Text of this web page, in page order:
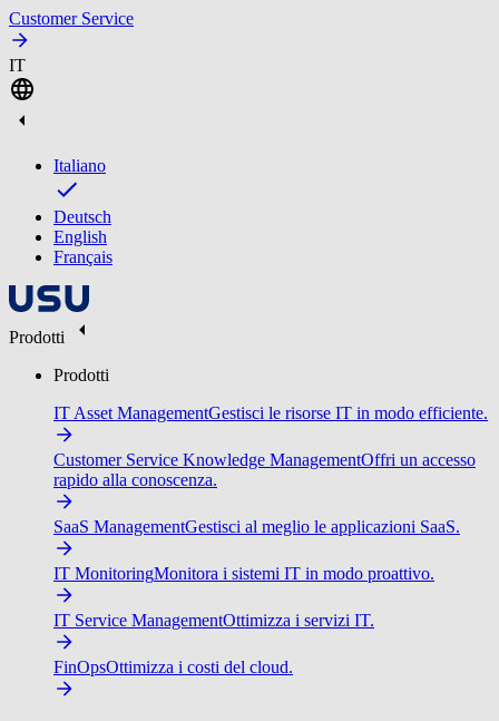
Customer Service
IT
Italiano
Deutsch
English
Français
Prodotti
Prodotti
IT Asset ManagementGestisci le risorse IT in modo efficiente.
Customer Service Knowledge ManagementOffri un accesso
rapido alla conoscenza.
SaaS ManagementGestisci al meglio le applicazioni SaaS.
IT MonitoringMonitora i sistemi IT in modo proattivo.
IT Service ManagementOttimizza i servizi IT.
FinOpsOttimizza i costi del cloud.